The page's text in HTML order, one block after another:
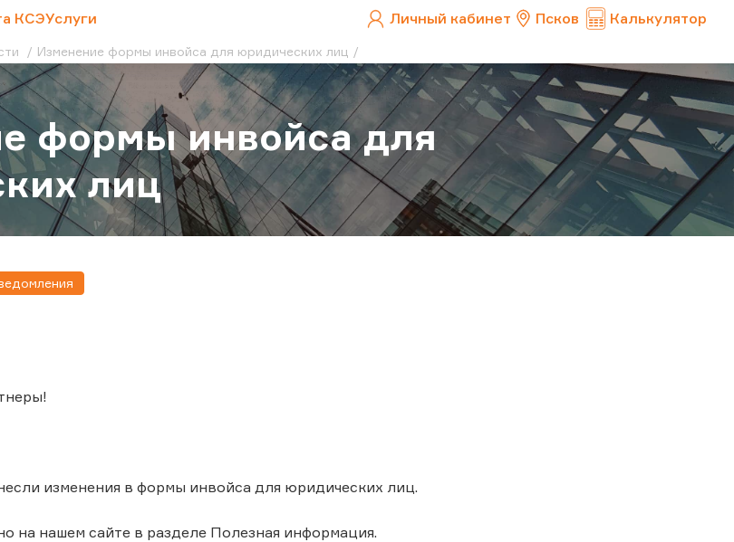
КСЭУслуги Личный кабинет Псков Калькулятор
Изменение формы инвойса для юридических лиц
формы инвойса для
лиц
изменения в формы инвойса для юридических лиц.
на нашем сайте в разделе Полезная информация.